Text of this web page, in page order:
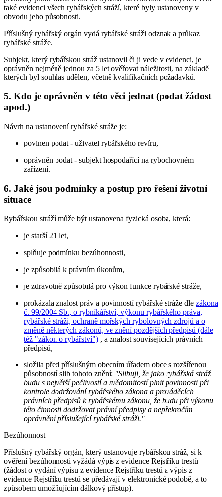
také evidenci všech rybářských stráží, které byly ustanoveny v
obvodu jeho působnosti.
Příslušný rybářský orgán vydá rybářské stráži odznak a průkaz
rybářské stráže.
Subjekt, který rybářskou stráž ustanovil či ji vede v evidenci, je
oprávněn nejméně jednou za 5 let ověřovat náležitosti, na základě
kterých byl souhlas udělen, včetně kvalifikačních požadavků.
5. Kdo je oprávněn v této věci jednat (podat žádost
apod.)
Návrh na ustanovení rybářské stráže je:
povinen podat - uživatel rybářského revíru,
oprávněn podat - subjekt hospodařící na rybochovném
zařízení.
6. Jaké jsou podmínky a postup pro řešení životní
situace
Rybářskou stráží může být ustanovena fyzická osoba, která:
je starší 21 let,
splňuje podmínku bezúhonnosti,
je způsobilá k právním úkonům,
je zdravotně způsobilá pro výkon funkce rybářské stráže,
prokázala znalost práv a povinností rybářské stráže dle zákona
č. 99/2004 Sb., o rybníkářství, výkonu rybářského práva,
rybářské stráži, ochraně mořských rybolovných zdrojů a o
změně některých zákonů, ve znění pozdějších předpisů (dále
též "zákon o rybářství") , a znalost souvisejících právních
předpisů,
složila před příslušným obecním úřadem obce s rozšířenou
působností slib tohoto znění: "Slibuji, že jako rybářská stráž
budu s největší pečlivostí a svědomitostí plnit povinnosti při
kontrole dodržování rybářského zákona a prováděcích
právních předpisů k rybářskému zákonu, že budu při výkonu
této činnosti dodržovat právní předpisy a nepřekročím
oprávnění příslušející rybářské stráži."
Bezúhonnost
Příslušný rybářský orgán, který ustanovuje rybářskou stráž, si k
ověření bezúhonnosti vyžádá výpis z evidence Rejstříku trestů
(žádost o vydání výpisu z evidence Rejstříku trestů a výpis z
evidence Rejstříku trestů se předávají v elektronické podobě, a to
způsobem umožňujícím dálkový přístup).